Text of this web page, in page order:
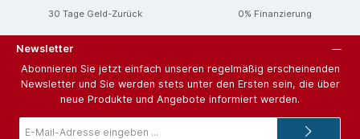
30 Tage Geld-Zurück 0% Finanzierung
Newsletter
Abonnieren Sie jetzt einfach unseren regelmäßig erscheinenden
Newsletter und Sie werden stets unter den Ersten sein, die über
neue Produkte und Angebote informiert werden.
Mail-